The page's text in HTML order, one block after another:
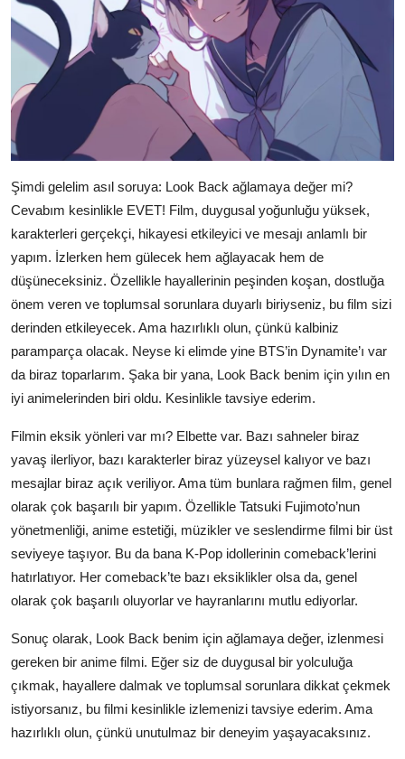
Şimdi gelelim asıl soruya: Look Back ağlamaya değer mi?
Cevabım kesinlikle EVET! Film, duygusal yoğunluğu yüksek,
karakterleri gerçekçi, hikayesi etkileyici ve mesajı anlamlı bir
yapım. İzlerken hem gülecek hem ağlayacak hem de
düşüneceksiniz. Özellikle hayallerinin peşinden koşan, dostluğa
önem veren ve toplumsal sorunlara duyarlı biriyseniz, bu film sizi
derinden etkileyecek. Ama hazırlıklı olun, çünkü kalbiniz
paramparça olacak. Neyse ki elimde yine BTS’in Dynamite’ı var
da biraz toparlarım. Şaka bir yana, Look Back benim için yılın en
iyi animelerinden biri oldu. Kesinlikle tavsiye ederim.
Filmin eksik yönleri var mı? Elbette var. Bazı sahneler biraz
yavaş ilerliyor, bazı karakterler biraz yüzeysel kalıyor ve bazı
mesajlar biraz açık veriliyor. Ama tüm bunlara rağmen film, genel
olarak çok başarılı bir yapım. Özellikle Tatsuki Fujimoto’nun
yönetmenliği, anime estetiği, müzikler ve seslendirme filmi bir üst
seviyeye taşıyor. Bu da bana K-Pop idollerinin comeback’lerini
hatırlatıyor. Her comeback’te bazı eksiklikler olsa da, genel
olarak çok başarılı oluyorlar ve hayranlarını mutlu ediyorlar.
Sonuç olarak, Look Back benim için ağlamaya değer, izlenmesi
gereken bir anime filmi. Eğer siz de duygusal bir yolculuğa
çıkmak, hayallere dalmak ve toplumsal sorunlara dikkat çekmek
istiyorsanız, bu filmi kesinlikle izlemenizi tavsiye ederim. Ama
hazırlıklı olun, çünkü unutulmaz bir deneyim yaşayacaksınız.